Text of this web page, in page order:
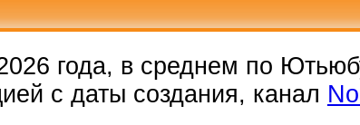
года, в среднем по
с даты создания, канал